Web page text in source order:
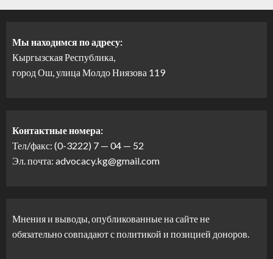
Мы находимся по адресу:
Кыргызская Республика,
город Ош, улица Молдо Ниязова 119
Контактные номера:
Тел/факс: (0-3222) 7 — 04 — 52
Эл. почта: advocacy.kg@gmail.com
Мнения и выводы, опубликованные на сайте не
обязательно совпадают с политикой и позицией доноров.